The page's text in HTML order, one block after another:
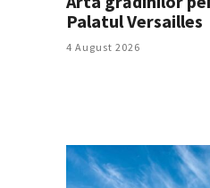
Palatul Versailles
4 August 2026